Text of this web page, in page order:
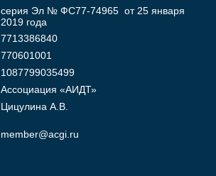
серия Эл № ФС77-74965 от 25 января
2019 года
7713386840
770601001
1087799035499
Ассоциация «АИДТ»
Цицулина А.В.
member@acgi.ru